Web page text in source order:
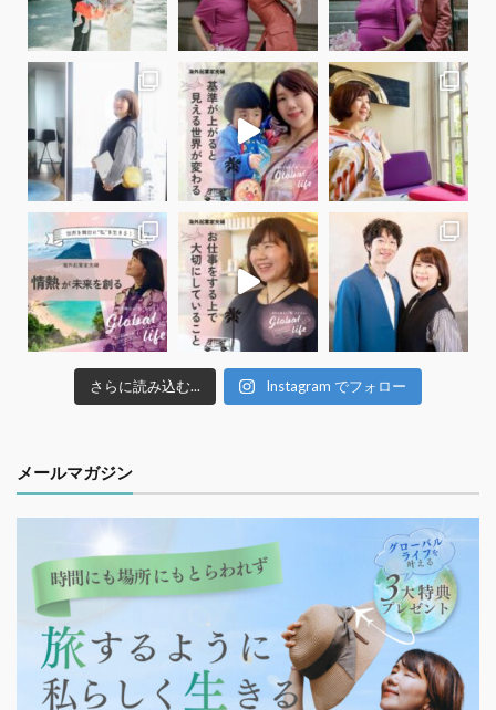
さらに読み込む... Instagram でフォロー
メールマガジン